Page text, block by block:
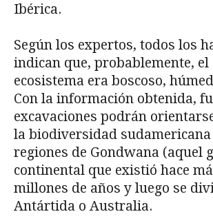
Ibérica.
Según los expertos, todos los
indican que, probablemente, el
ecosistema era boscoso,
Con la información obtenida,
excavaciones podrán
la biodiversidad sudamericana
regiones de Gondwana (aquel
continental que existió hace
millones de años y luego se
Antártida o Australia.